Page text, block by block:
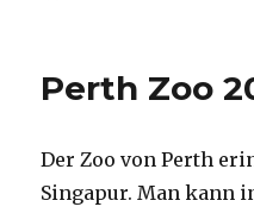
Perth Zoo
Der Zoo von Perth
Singapur. Man kann